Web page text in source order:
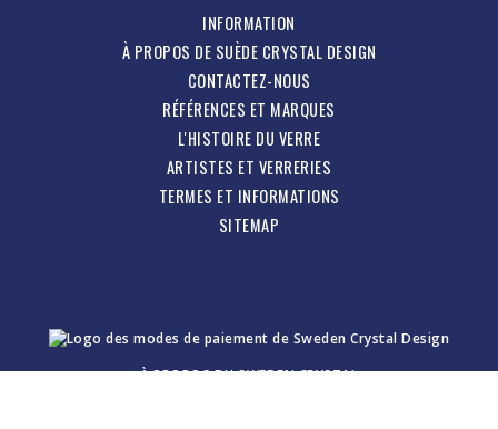
INFORMATION
À PROPOS DE SUÈDE CRYSTAL DESIGN
CONTACTEZ-NOUS
RÉFÉRENCES ET MARQUES
L'HISTOIRE DU VERRE
ARTISTES ET VERRERIES
TERMES ET INFORMATIONS
SITEMAP
À PROPOS DUSWEDEN CRYSTAL